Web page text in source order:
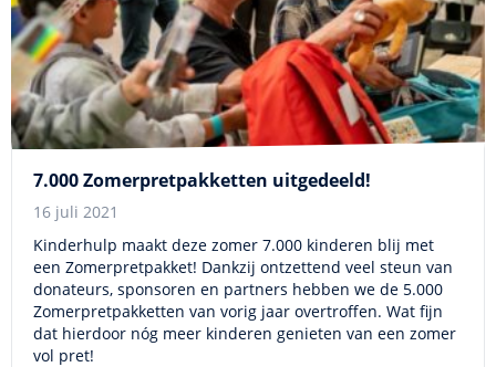
7.000 Zomerpretpakketten uitgedeeld!
16 juli 2021
Kinderhulp maakt deze zomer 7.000 kinderen blij met
een Zomerpretpakket! Dankzij ontzettend veel steun van
donateurs, sponsoren en partners hebben we de 5.000
Zomerpretpakketten van vorig jaar overtroffen. Wat fijn
dat hierdoor nóg meer kinderen genieten van een zomer
vol pret!